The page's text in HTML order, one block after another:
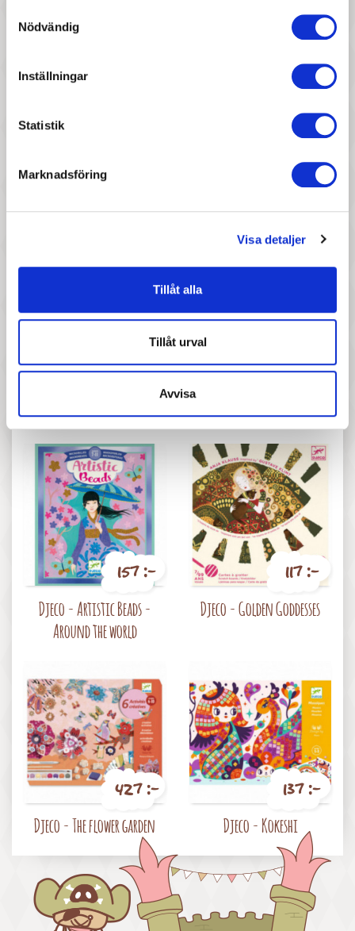
Nödvändig
Inställningar
Statistik
Marknadsföring
Visa detaljer
Tillåt alla
Tillåt urval
Avvisa
Djeco - Stickers. horses
207 :-
Djeco - Sand, Boardsport fun
277 :-
Djeco - Alien robots
187 :-
Djeco - Collages - Sweets
157 :-
Djeco - Artistic Beads -
Around the world
117 :-
Djeco - Golden Goddesses
427 :-
Djeco - The flower garden
137 :-
Djeco - Kokeshi